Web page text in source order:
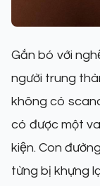
Gắn bó với
người trung
không có
có được một
kiện. Con
từng bị khựng